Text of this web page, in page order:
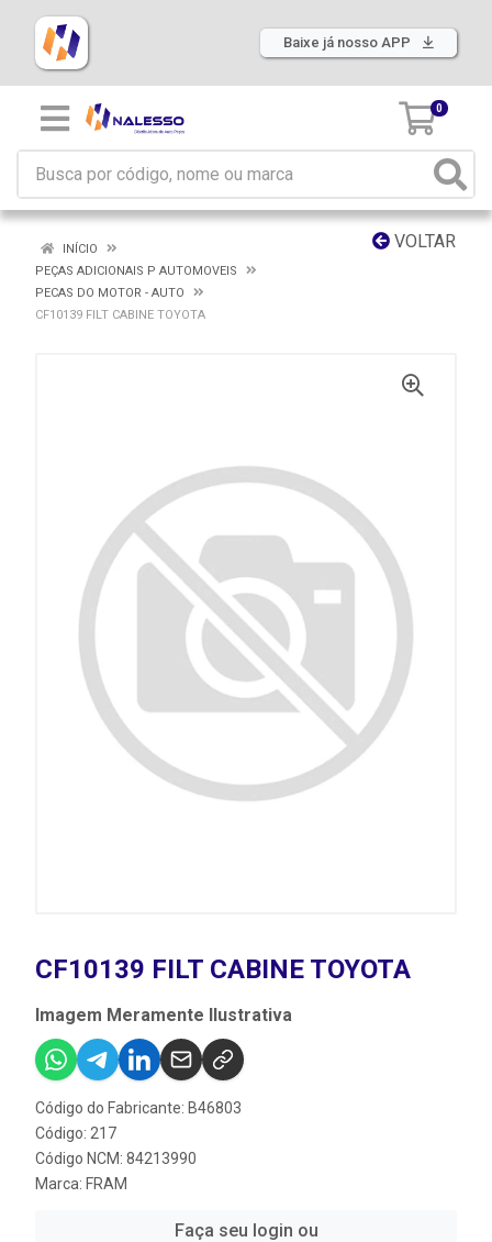
Baixe já nosso APP
0
VOLTAR
INÍCIO
PEÇAS ADICIONAIS P AUTOMOVEIS
PECAS DO MOTOR - AUTO
CF10139 FILT CABINE TOYOTA
CF10139 FILT CABINE TOYOTA
Imagem Meramente Ilustrativa
Código do Fabricante: B46803
Código: 217
Código NCM: 84213990
Marca: FRAM
Faça seu login ou